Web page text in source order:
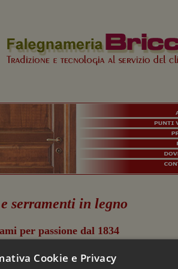
serramenti in legno
per passione dal 1834
Cookie e Privacy